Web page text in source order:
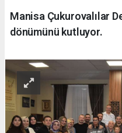
Manisa Çukurovalılar
dönümünü kutluyor.